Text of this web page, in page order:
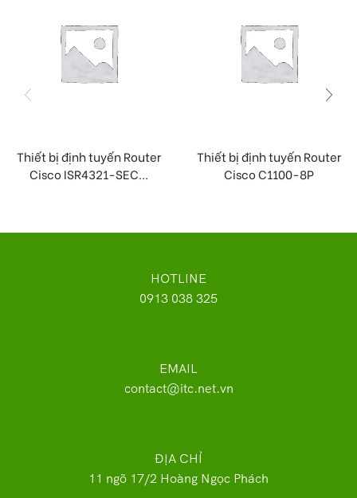
Thiết bị định tuyến Router
Cisco ISR4321-SEC...
Thiết bị định tuyến Router
Cisco C1100-8P
HOTLINE
0913 038 325
EMAIL
contact@itc.net.vn
ĐỊA CHỈ
11 ngõ 17/2 Hoàng Ngọc Phách